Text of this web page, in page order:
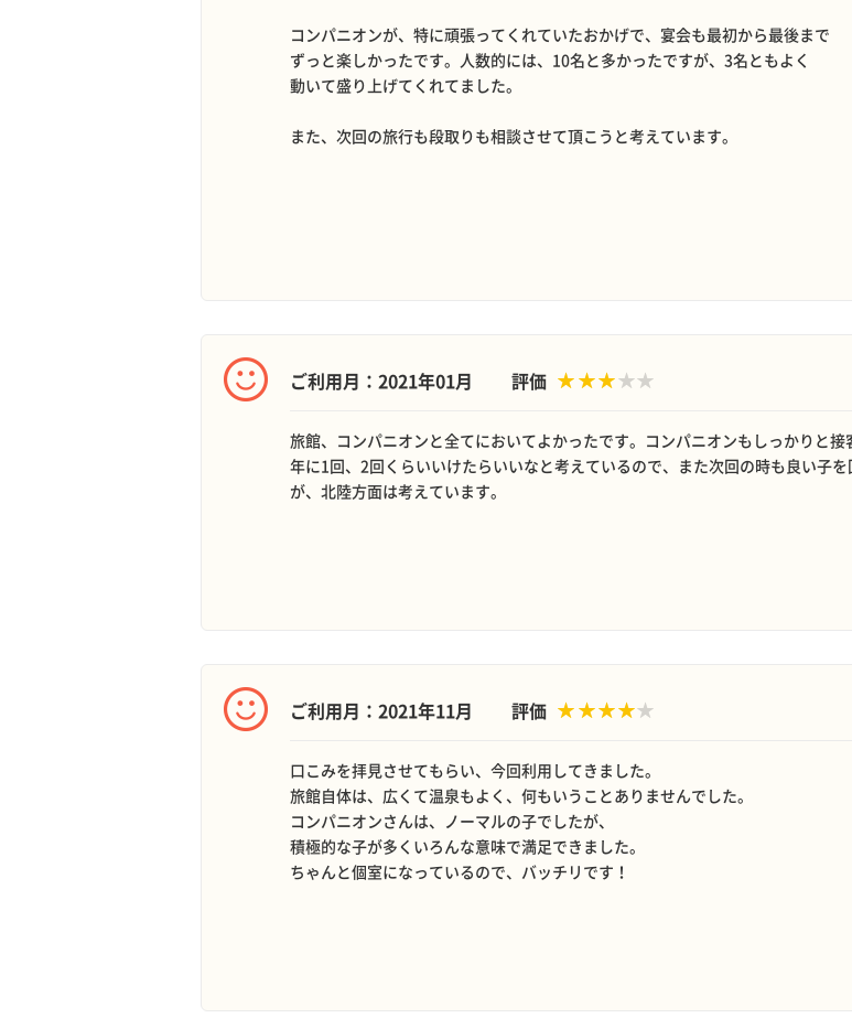
コンパニオンが、特に頑張ってくれていたおかげで、宴会も最初から最後まで
ずっと楽しかったです。人数的には、10名と多かったですが、3名ともよく
動いて盛り上げてくれてました。
また、次回の旅行も段取りも相談させて頂こうと考えています。
ご利用月：2021年01月 評価
旅館、コンパニオンと全てにおいてよかったです。コンパニオンもしっかりと接
年に1回、2回くらいいけたらいいなと考えているので、また次回の時も良い子
が、北陸方面は考えています。
ご利用月：2021年11月 評価
口こみを拝見させてもらい、今回利用してきました。
旅館自体は、広くて温泉もよく、何もいうことありませんでした。
コンパニオンさんは、ノーマルの子でしたが、
積極的な子が多くいろんな意味で満足できました。
ちゃんと個室になっているので、バッチリです！